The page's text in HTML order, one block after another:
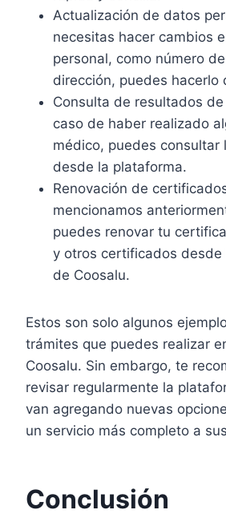
Actualización de datos
necesitas hacer cambios
personal, como número
dirección, puedes hacerlo
Consulta de resultados
caso de haber realizado
médico, puedes consultar
desde la plataforma.
Renovación de
mencionamos
puedes renovar tu
y otros certificados desde
de Coosalu.
Estos son solo algunos
trámites que puedes realizar
Coosalu. Sin embargo, te
revisar regularmente la
van agregando nuevas
un servicio más completo a
Conclusión